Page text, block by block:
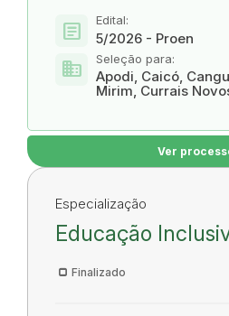
article Edital:
5/2026 - Proen
domain Seleção para:
Apodi, Caicó,
Mirim, Currais
Ver
Especialização
Educação
Finalizado